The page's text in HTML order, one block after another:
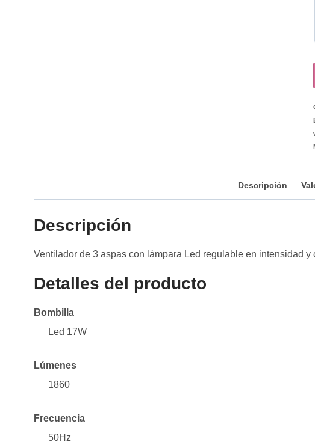
Descripción
Descripción
Ventilador de 3 aspas con lámpara Led regulable en intensidad y
Detalles del producto
Bombilla
Led 17W
Lúmenes
1860
Frecuencia
50Hz